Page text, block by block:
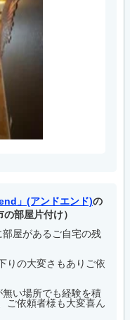
」(アンドエンド)の
部屋片付け）
屋があるご自宅の残
りの大変さもありご依
い場所でも経験を積
ご依頼者様も大変喜ん